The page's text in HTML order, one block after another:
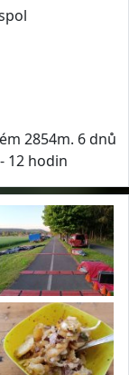
2854m. 6 dnů
12 hodin